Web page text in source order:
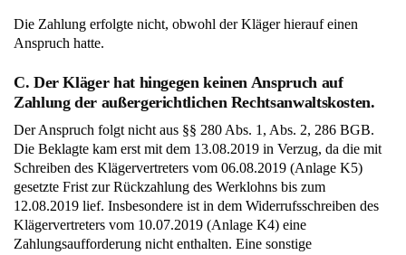
Die Zahlung erfolgte nicht, obwohl der Kläger hierauf einen
Anspruch hatte.
C. Der Kläger hat hingegen keinen Anspruch auf
Zahlung der außergerichtlichen Rechtsanwaltskosten.
Der Anspruch folgt nicht aus §§ 280 Abs. 1, Abs. 2, 286 BGB.
Die Beklagte kam erst mit dem 13.08.2019 in Verzug, da die mit
Schreiben des Klägervertreters vom 06.08.2019 (Anlage K5)
gesetzte Frist zur Rückzahlung des Werklohns bis zum
12.08.2019 lief. Insbesondere ist in dem Widerrufsschreiben des
Klägervertreters vom 10.07.2019 (Anlage K4) eine
Zahlungsaufforderung nicht enthalten. Eine sonstige